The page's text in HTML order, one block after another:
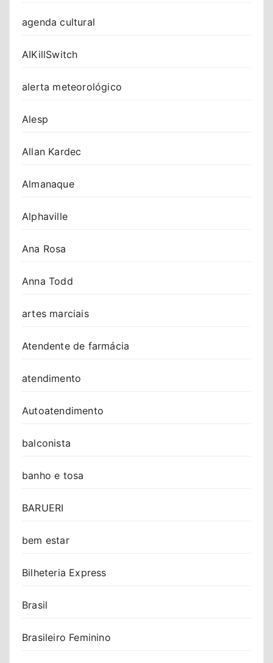
agenda cultural
AIKillSwitch
alerta meteorológico
Alesp
Allan Kardec
Almanaque
Alphaville
Ana Rosa
Anna Todd
artes marciais
Atendente de farmácia
atendimento
Autoatendimento
balconista
banho e tosa
BARUERI
bem estar
Bilheteria Express
Brasil
Brasileiro Feminino